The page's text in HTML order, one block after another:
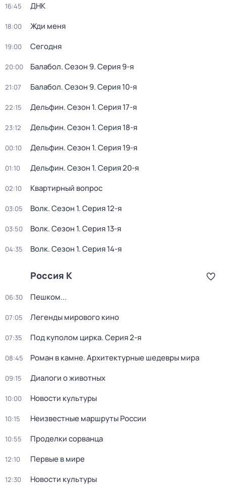
16:45 ДНК
18:00 Жди меня
19:00 Сегодня
20:00 Балабол. Сезон 9. Серия 9-я
21:07 Балабол. Сезон 9. Серия 10-я
22:15 Дельфин. Сезон 1. Серия 17-я
23:12 Дельфин. Сезон 1. Серия 18-я
00:10 Дельфин. Сезон 1. Серия 19-я
01:10 Дельфин. Сезон 1. Серия 20-я
02:10 Квартирный вопрос
03:05 Волк. Сезон 1. Серия 12-я
03:50 Волк. Сезон 1. Серия 13-я
04:35 Волк. Сезон 1. Серия 14-я
Россия К
06:30 Пешком...
07:05 Легенды мирового кино
07:35 Под куполом цирка. Серия 2-я
08:45 Роман в камне. Архитектурные шедевры мира
09:15 Диалоги о животных
10:00 Новости культуры
10:15 Неизвестные маршруты России
10:55 Проделки сорванца
12:10 Первые в мире
12:30 Новости культуры